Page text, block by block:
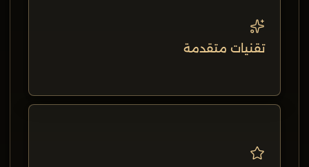
تقنيات متقدمة